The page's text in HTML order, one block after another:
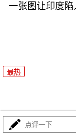
一张图让印度
最热
点评一下